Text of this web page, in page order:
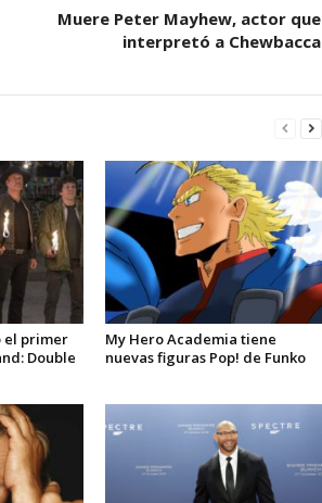
Muere Peter Mayhew, actor que
interpretó a Chewbacca
el primer
Double
My Hero Academia tiene
nuevas figuras Pop! de Funko